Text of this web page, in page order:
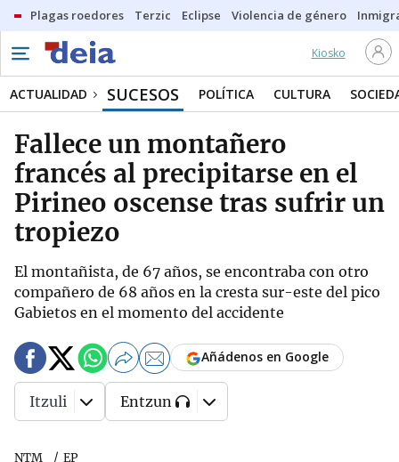
Plagas roedores Terzic Eclipse Violencia de género
Kiosko
ACTUALIDAD SUCESOS POLÍTICA CULTURA
Fallece un montañero
francés al precipitarse en el
Pirineo oscense tras sufrir un
tropiezo
El montañista, de 67 años, se encontraba con otro
compañero de 68 años en la cresta sur-este del pico
Gabietos en el momento del accidente
NTM EP
Añádenos en Google
Itzuli Entzun